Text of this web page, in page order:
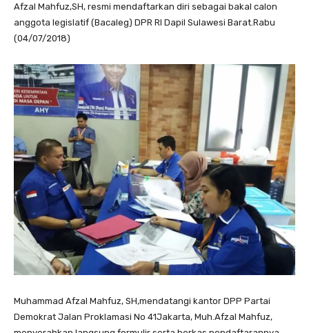
Afzal Mahfuz,SH, resmi mendaftarkan diri sebagai bakal calon
anggota legislatif (Bacaleg) DPR RI Dapil Sulawesi Barat.Rabu
(04/07/2018)
Muhammad Afzal Mahfuz, SH,mendatangi kantor DPP Partai
Demokrat Jalan Proklamasi No 41Jakarta, Muh.Afzal Mahfuz,